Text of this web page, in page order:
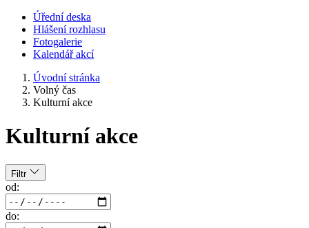
Úřední deska
Hlášení rozhlasu
Fotogalerie
Kalendář akcí
Úvodní stránka
Volný čas
Kulturní akce
Kulturní akce
Filtr
od:
do: